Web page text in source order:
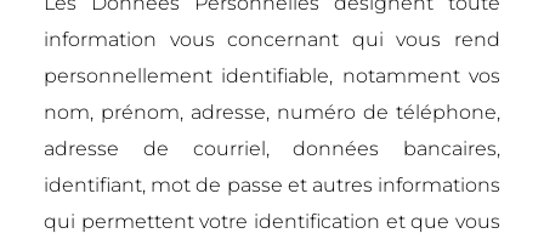
information vous concernant qui vous rend
personnellement identifiable, notamment vos
nom, prénom, adresse, numéro de téléphone,
adresse de courriel, données bancaires,
identifiant, mot de passe et autres informations
qui permettent votre identification et que vous